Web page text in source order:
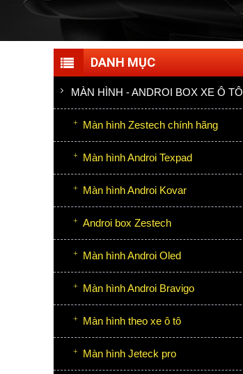
DANH MỤC
MÀN HÌNH - ANDROI BOX XE Ô TÔ
Màn hình Zestech chính hãng
Màn hình Androi Texpad
Màn hình Androi Kovar
Androi box Zestech
Màn hình Androi Oled
Màn hình Androi Bravigo
Màn hình theo xe ô tô
Màn hình Jeteck pro